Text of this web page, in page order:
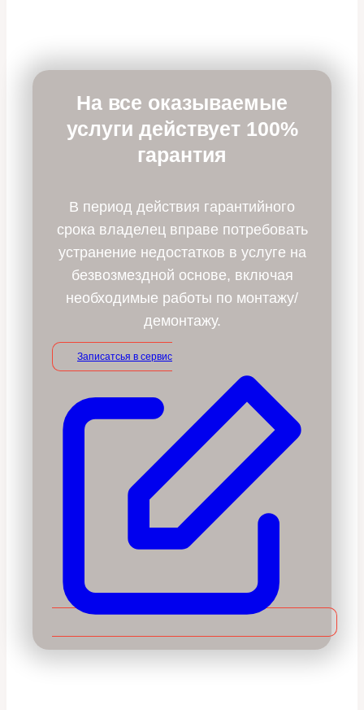
На все оказываемые
услуги действует 100%
гарантия
В период действия гарантийного
срока владелец вправе потребовать
устранение недостатков в услуге на
безвозмездной основе, включая
необходимые работы по монтажу/
демонтажу.
Записатсья в сервис